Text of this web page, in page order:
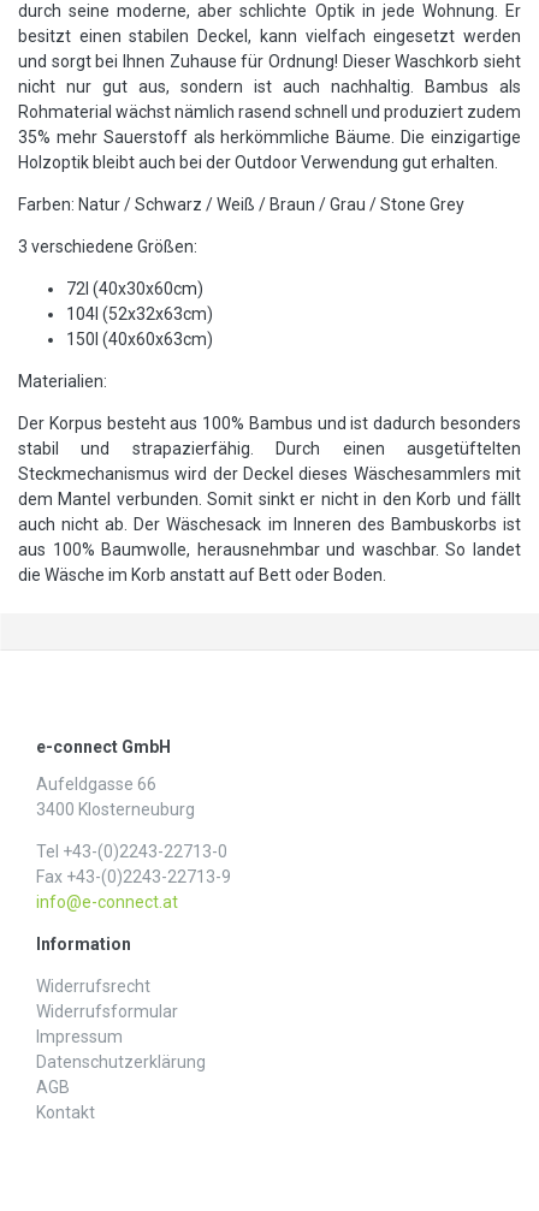
durch seine moderne, aber schlichte Optik in jede Wohnung. Er
besitzt einen stabilen Deckel, kann vielfach eingesetzt werden
und sorgt bei Ihnen Zuhause für Ordnung! Dieser Waschkorb sieht
nicht nur gut aus, sondern ist auch nachhaltig. Bambus als
Rohmaterial wächst nämlich rasend schnell und produziert zudem
35% mehr Sauerstoff als herkömmliche Bäume. Die einzigartige
Holzoptik bleibt auch bei der Outdoor Verwendung gut erhalten.
Farben: Natur / Schwarz / Weiß / Braun / Grau / Stone Grey
3 verschiedene Größen:
72l (40x30x60cm)
104l (52x32x63cm)
150l (40x60x63cm)
Materialien:
Der Korpus besteht aus 100% Bambus und ist dadurch besonders
stabil und strapazierfähig . Durch einen ausgetüftelten
Steckmechanismus wird der Deckel dieses Wäschesammlers mit
dem Mantel verbunden. Somit sinkt er nicht in den Korb und fällt
auch nicht ab. DerWäschesack im Inneren des Bambuskorbs ist
aus 100% Baumwolle, herausnehmbar und waschbar. So landet
die Wäsche im Korb anstatt auf Bett oder Boden.
e-connect GmbH
Aufeldgasse 66
3400 Klosterneuburg
Tel +43-(0)2243-22713-0
Fax +43-(0)2243-22713-9
info@e-connect.at
Information
Widerrufs­recht
Widerrufs­formular
Impressum
Daten­schutz­erklärung
AGB
Kontakt